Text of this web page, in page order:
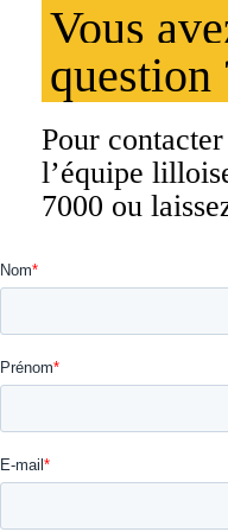
Vous
question
Pour
l’équipe
7000 ou